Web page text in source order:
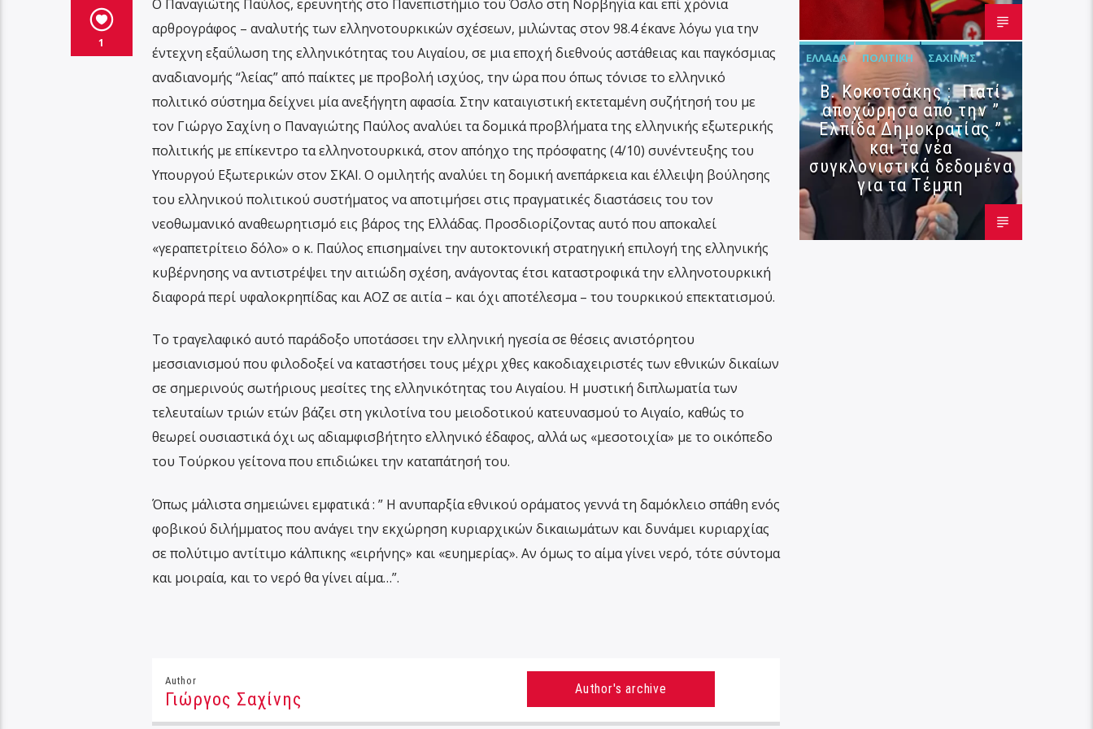
1
Ο Παναγιώτης Παύλος, ερευνητής στο Πανεπιστήμιο του Όσλο στη Νορβηγία και επί χρόνια
αρθρογράφος – αναλυτής των ελληνοτουρκικών σχέσεων, μιλώντας στον 98.4 έκανε λόγω για την
έντεχνη εξαΰλωση της ελληνικότητας του Αιγαίου, σε μια εποχή διεθνούς αστάθειας και παγκόσμιας
αναδιανομής “λείας” από παίκτες με προβολή ισχύος, την ώρα που όπως τόνισε το ελληνικό
πολιτικό σύστημα δείχνει μία ανεξήγητη αφασία. Στην καταιγιστική εκτεταμένη συζήτησή του με
τον Γιώργο Σαχίνη ο Παναγιώτης Παύλος αναλύει τα δομικά προβλήματα της ελληνικής εξωτερικής
πολιτικής με επίκεντρο τα ελληνοτουρκικά, στον απόηχο της πρόσφατης (4/10) συνέντευξης του
Υπουργού Εξωτερικών στον ΣΚΑΙ. Ο ομιλητής αναλύει τη δομική ανεπάρκεια και έλλειψη βούλησης
του ελληνικού πολιτικού συστήματος να αποτιμήσει στις πραγματικές διαστάσεις του τον
νεοθωμανικό αναθεωρητισμό εις βάρος της Ελλάδας. Προσδιορίζοντας αυτό που αποκαλεί
«γεραπετρίτειο δόλο» ο κ. Παύλος επισημαίνει την αυτοκτονική στρατηγική επιλογή της ελληνικής
κυβέρνησης να αντιστρέψει την αιτιώδη σχέση, ανάγοντας έτσι καταστροφικά την ελληνοτουρκική
διαφορά περί υφαλοκρηπίδας και ΑΟΖ σε αιτία – και όχι αποτέλεσμα – του τουρκικού επεκτατισμού.
Το τραγελαφικό αυτό παράδοξο υποτάσσει την ελληνική ηγεσία σε θέσεις ανιστόρητου
μεσσιανισμού που φιλοδοξεί να καταστήσει τους μέχρι χθες κακοδιαχειριστές των εθνικών δικαίων
σε σημερινούς σωτήριους μεσίτες της ελληνικότητας του Αιγαίου. Η μυστική διπλωματία των
τελευταίων τριών ετών βάζει στη γκιλοτίνα του μειοδοτικού κατευνασμού το Αιγαίο, καθώς το
θεωρεί ουσιαστικά όχι ως αδιαμφισβήτητο ελληνικό έδαφος, αλλά ως «μεσοτοιχία» με το οικόπεδο
του Τούρκου γείτονα που επιδιώκει την καταπάτησή του.
Όπως μάλιστα σημειώνει εμφατικά : ” Η ανυπαρξία εθνικού οράματος γεννά τη δαμόκλειο σπάθη ενός
φοβικού διλήμματος που ανάγει την εκχώρηση κυριαρχικών δικαιωμάτων και δυνάμει κυριαρχίας
σε πολύτιμο αντίτιμο κάλπικης «ειρήνης» και «ευημερίας». Αν όμως το αίμα γίνει νερό, τότε σύντομα
και μοιραία, και το νερό θα γίνει αίμα…”.
Author
Γιώργος Σαχίνης Author's archive
ΕΛΛΆΔΑ ΠΟΛΙΤΙΚΉ ΣΑΧΊΝΗΣ
Β. Κοκοτσάκης : Γιατί
αποχώρησα από την ”
Ελπίδα Δημοκρατίας ”
και τα νέα
συγκλονιστικά δεδομένα
για τα Τέμπη